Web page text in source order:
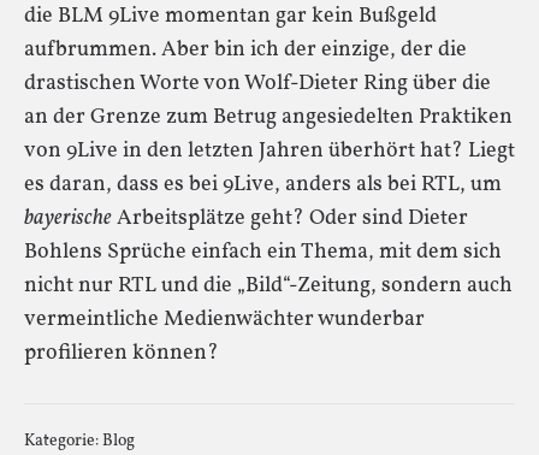
die BLM 9Live momentan gar kein Bußgeld
aufbrummen. Aber bin ich der einzige, der die
drastischen Worte von Wolf-Dieter Ring über die
an der Grenze zum Betrug angesiedelten Praktiken
von 9Live in den letzten Jahren überhört hat? Liegt
es daran, dass es bei 9Live, anders als bei RTL, um
bayerischeArbeitsplätze geht? Oder sind Dieter
Bohlens Sprüche einfach ein Thema, mit dem sich
nicht nur RTL und die „Bild“-Zeitung, sondern auch
vermeintliche Medienwächter wunderbar
profilieren können?
Kategorie:Blog